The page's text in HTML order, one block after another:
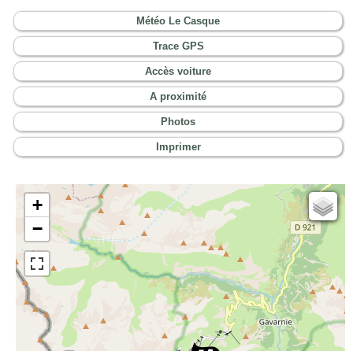
Météo Le Casque
Trace GPS
Accès voiture
A proximité
Photos
Imprimer
+
−
Cartes IGN
Open Topo Map
Open Street Map
ESRI Word Imagery
Photographies aériennes